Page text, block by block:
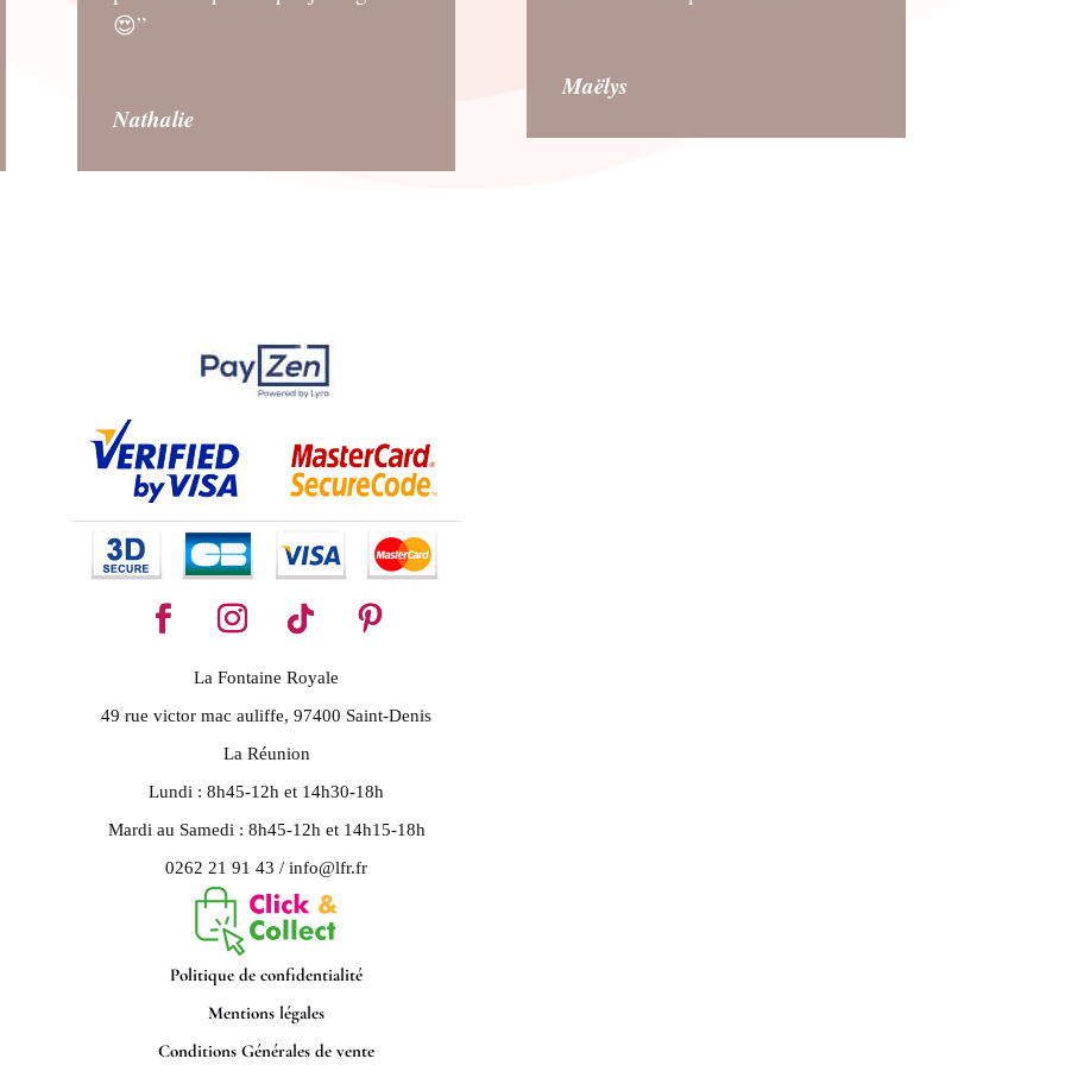
😍”
Nathalie
Maëlys
La Fontaine Royale
49 rue victor mac auliffe, 97400 Saint-Denis
La Réunion
Lundi : 8h45-12h et 14h30-18h
Mardi au Samedi : 8h45-12h et 14h15-18h
0262 21 91 43 / info@lfr.fr
Politique de confidentialité
Mentions légales
Conditions Générales de vente